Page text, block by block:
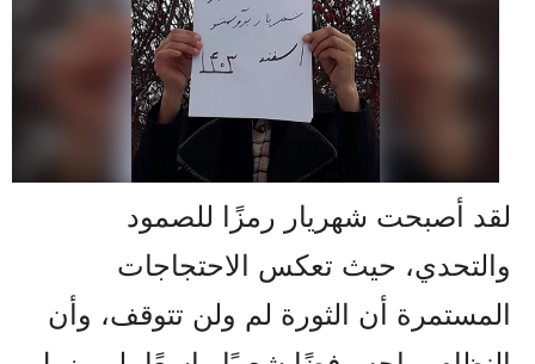
لقد أصبحت شهريار رمزًا للصمود
والتحدي، حيث تعكس الاحتجاجات
المستمرة أن الثورة لم ولن تتوقف، وأن